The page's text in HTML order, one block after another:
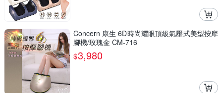
Concern 康生 6D時尚耀眼頂級氣壓式美型按摩
腳機/玫瑰金 CM-716
$3,980